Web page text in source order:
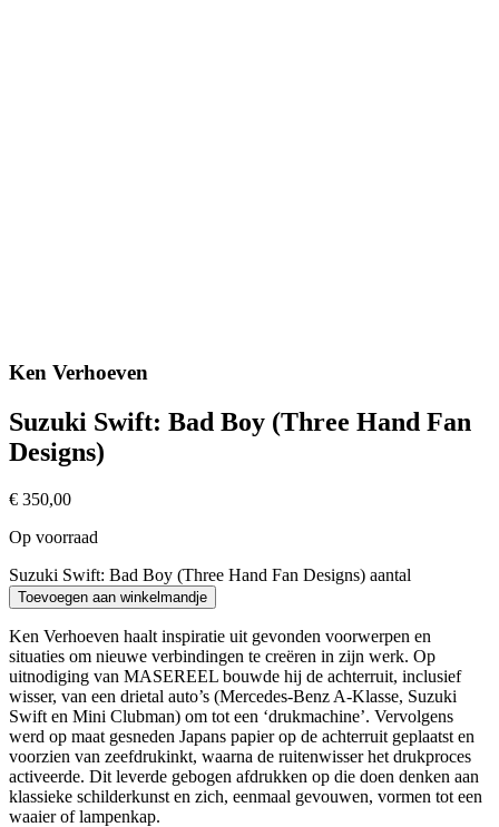
Ken Verhoeven
Suzuki Swift: Bad Boy (Three Hand Fan
Designs)
€ 350,00
Op voorraad
Suzuki Swift: Bad Boy (Three Hand Fan Designs) aantal
Toevoegen aan winkelmandje
Ken Verhoeven haalt inspiratie uit gevonden voorwerpen en
situaties om nieuwe verbindingen te creëren in zijn werk. Op
uitnodiging van MASEREEL bouwde hij de achterruit, inclusief
wisser, van een drietal auto’s (Mercedes-Benz A-Klasse, Suzuki
Swift en Mini Clubman) om tot een ‘drukmachine’. Vervolgens
werd op maat gesneden Japans papier op de achterruit geplaatst en
voorzien van zeefdrukinkt, waarna de ruitenwisser het drukproces
activeerde. Dit leverde gebogen afdrukken op die doen denken aan
klassieke schilderkunst en zich, eenmaal gevouwen, vormen tot een
waaier of lampenkap.